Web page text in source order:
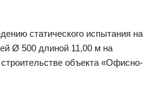
статического испытания на
Ø 500 длиной 11,00 м на
строительстве объекта «Офисно-